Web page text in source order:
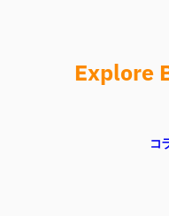
Explore
コ